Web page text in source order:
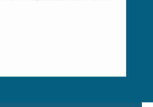
לחברות הי-טק, פינטק, ייעוץ